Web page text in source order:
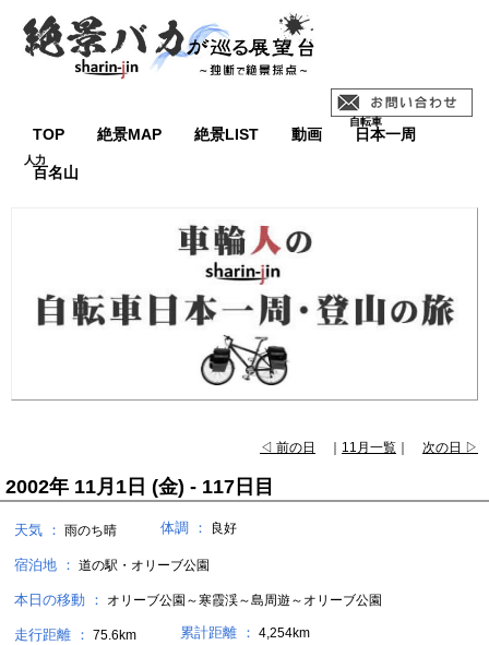
TOP 絶景MAP 絶景LIST 動画 日本一周
百名山
◁ 前の日 11月一覧 次の日 ▷
2002年 11月1日 (金) - 117日目
天気 ： 雨のち晴 体調 ： 良好
宿泊地 ： 道の駅・オリーブ公園
本日の移動 ： オリーブ公園～寒霞渓～島周遊～オリーブ公園
走行距離 ： 75.6km 累計距離 ： 4,254km